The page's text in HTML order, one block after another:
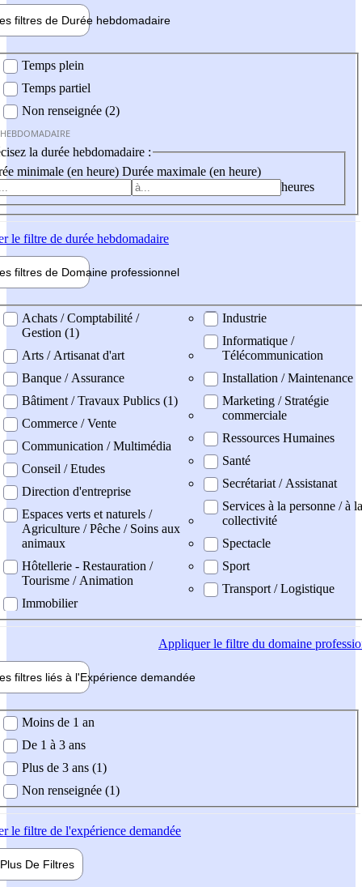
filtres de Durée hebdomadaire
Temps plein
Temps partiel
Non renseignée (2)
la durée hebdomadaire :
minimale (en heure) Durée maximale (en heure)
heures
le filtre de durée hebdomadaire
filtres de Domaine professionnel
professionel
Achats / Comptabilité /
Gestion (1)
Arts / Artisanat d'art
Banque / Assurance
Bâtiment / Travaux Publics (1)
Commerce / Vente
Communication / Multimédia
Conseil / Etudes
Direction d'entreprise
Espaces verts et naturels /
Agriculture / Pêche / Soins aux
animaux
Hôtellerie - Restauration /
Tourisme / Animation
Immobilier
Industrie
Informatique /
Télécommunication
Installation / Maintenance
Marketing / Stratégie
commerciale
Ressources Humaines
Santé
Secrétariat / Assistanat
Services à la personne / à la
collectivité
Spectacle
Sport
Transport / Logistique
Appliquerle filtre du domaine
filtres liés à l'Expérience demandée
demandée
Moins de 1 an
De 1 à 3 ans
Plus de 3 ans (1)
Non renseignée (1)
le filtre de l'expérience demandée
Plus De Filtres